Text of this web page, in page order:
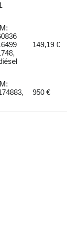
149,19 €
950 €